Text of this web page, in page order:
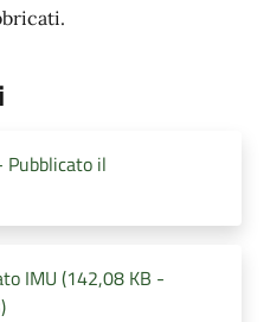
Pubblicato il
IMU (142,08 KB -